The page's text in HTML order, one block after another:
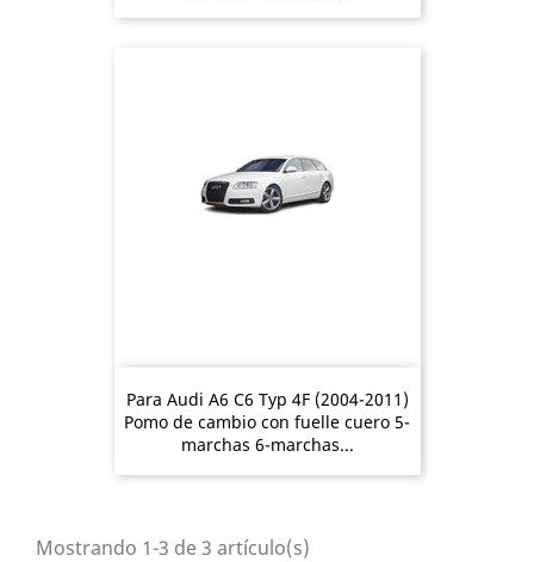
Para Audi A6 C6 Typ 4F (2004-2011)
Pomo de cambio con fuelle cuero 5-
marchas 6-marchas...
Mostrando 1-3 de 3 artículo(s)